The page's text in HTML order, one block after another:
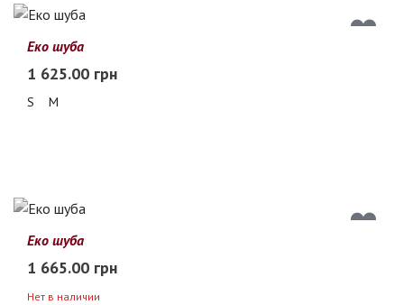
Еко шуба
1 625.00 грн
S M
Еко шуба
1 665.00 грн
Нет в наличии